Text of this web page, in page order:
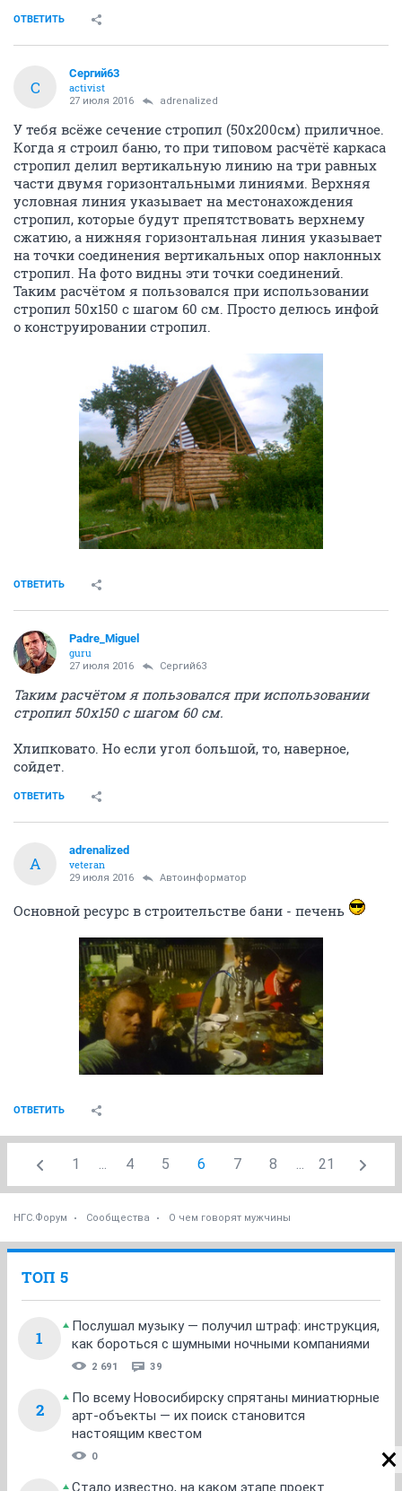
ОТВЕТИТЬ
С
Сергий63
activist
27 июля 2016 adrenalized
У тебя всёже сечение стропил (50х200см) приличное.
Когда я строил баню, то при типовом расчётё каркаса
стропил делил вертикальную линию на три равных
части двумя горизонтальными линиями. Верхняя
условная линия указывает на местонахождения
стропил, которые будут препятствовать верхнему
сжатию, а нижняя горизонтальная линия указывает
на точки соединения вертикальных опор наклонных
стропил. На фото видны эти точки соединений.
Таким расчётом я пользовался при использовании
стропил 50х150 с шагом 60 см. Просто делюсь инфой
о конструировании стропил.
ОТВЕТИТЬ
Padre_Miguel
guru
27 июля 2016 Сергий63
Таким расчётом я пользовался при использовании
стропил 50х150 с шагом 60 см.
Хлипковато. Но если угол большой, то, наверное,
сойдет.
ОТВЕТИТЬ
A
adrenalized
veteran
29 июля 2016 Автоинформатор
Основной ресурс в строительстве бани - печень
ОТВЕТИТЬ
1 ... 4 5 6 7 8 ... 21
НГС.Форум Сообщества О чем говорят мужчины
ТОП 5
1
Послушал музыку — получил штраф: инструкция,
как бороться с шумными ночными компаниями
2 691 39
2
По всему Новосибирску спрятаны миниатюрные
арт-объекты — их поиск становится
настоящим квестом
0
Стало известно, на каком этапе проект